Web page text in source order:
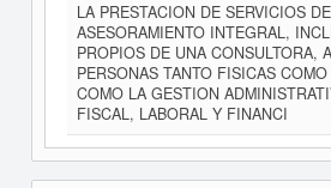
LA PRESTACION DE SERVICIOS DE
ASESORAMIENTO INTEGRAL,
PROPIOS DE UNA CONSULTORA,
PERSONAS TANTO FISICAS
COMO LA GESTION
FISCAL, LABORAL Y FINANCI